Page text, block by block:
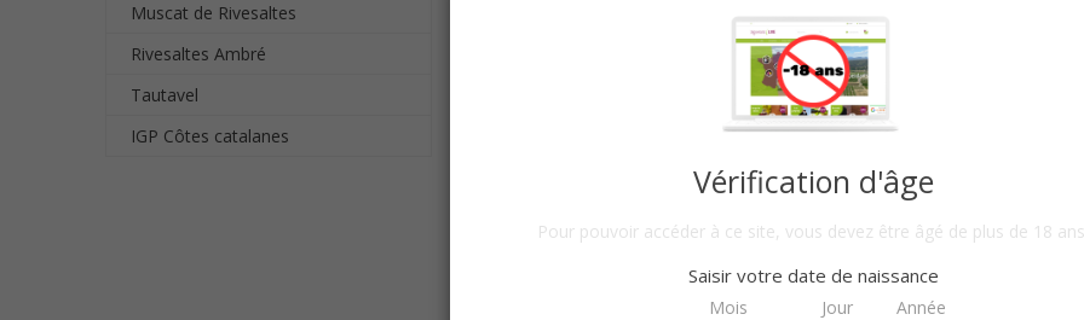
Muscat de Rivesaltes
Rivesaltes Ambré
Tautavel
IGP Côtes catalanes
RIVESALTES AMBRÉ 2011 -...
PAR 6 BTLLES
Vérification d'âge
Pour pouvoir accéder à ce site, vous devez être âgé de plus de 18
Saisir votre date de naissance
Mois Jour Année